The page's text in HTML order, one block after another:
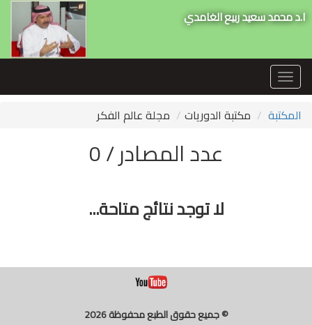
ا.د محمد سعيد ربيع الغامدي
Toggle
navigation
المكتبة
مكتبة الدوريات مجلة عالم الفكر
عدد المصادر / 0
لا توجد نتائج متاحة...
© جميع حقوق الطبع محفوظة2026